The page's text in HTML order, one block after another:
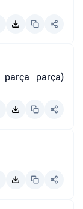
parça parça)